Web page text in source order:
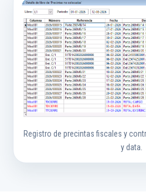
Registro de precintas fiscales y
y data.